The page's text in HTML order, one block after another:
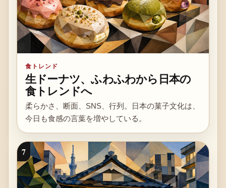
食トレンド
生ドーナツ、ふわふわから日本の
食トレンドへ
柔らかさ、断面、SNS、行列。日本の菓子文化は、
今日も食感の言葉を増やしている。
7